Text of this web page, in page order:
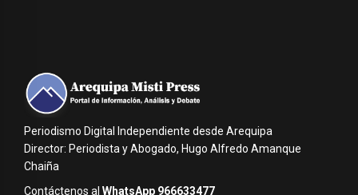
Periodismo Digital Independiente desde Arequipa
Director: Periodista y Abogado, Hugo Alfredo Amanque
Chaiña
Contáctenos al WhatsApp 966633477